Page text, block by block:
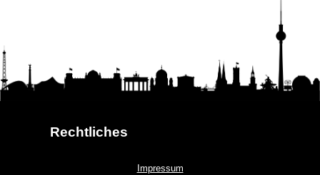
Rechtliches
Impressum